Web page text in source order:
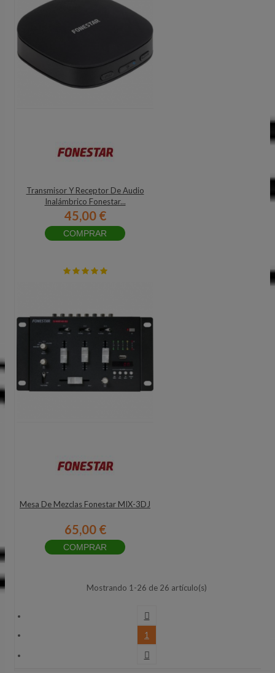
Transmisor Y Receptor De Audio
Inalámbrico Fonestar...
45,00 €
COMPRAR
Mesa De Mezclas Fonestar MIX-3DJ
65,00 €
COMPRAR
Mostrando 1-26 de 26 artículo(s)

1
